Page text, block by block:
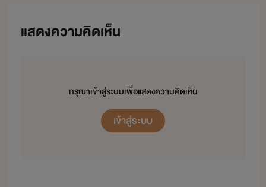
แสดงความคิดเห็น
กรุณาเข้าสู่ระบบเพื่อแสดงความคิดเห็น
เข้าสู่ระบบ